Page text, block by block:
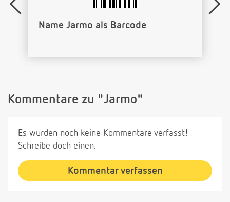
Name Jarmo als Barcode
Kommentare zu "Jarmo"
Es wurden noch keine Kommentare verfasst!
Schreibe doch einen.
Kommentar verfassen